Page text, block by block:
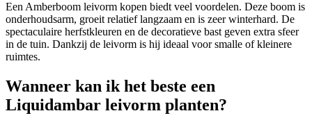
Een Amberboom leivorm kopen biedt veel voordelen. Deze boom is
onderhoudsarm, groeit relatief langzaam en is zeer winterhard. De
spectaculaire herfstkleuren en de decoratieve bast geven extra sfeer
in de tuin. Dankzij de leivorm is hij ideaal voor smalle of kleinere
ruimtes.
Wanneer kan ik het beste een
Liquidambar leivorm planten?